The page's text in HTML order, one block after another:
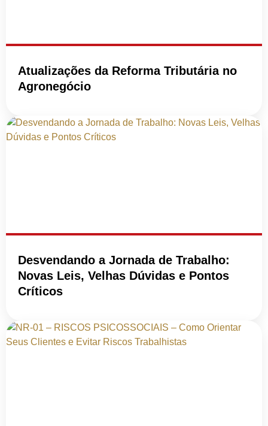
Atualizações da Reforma Tributária no
Agronegócio
Desvendando a Jornada de Trabalho:
Novas Leis, Velhas Dúvidas e Pontos
Críticos